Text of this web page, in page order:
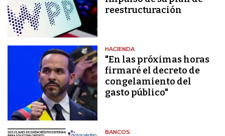
reestructuración
HACIENDA
"En las próximas horas
firmaré el decreto de
congelamiento del
gasto público"
BANCOS